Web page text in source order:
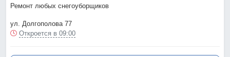
Ремонт любых снегоуборщиков
ул. Долгополова 77
Откроется в 09:00